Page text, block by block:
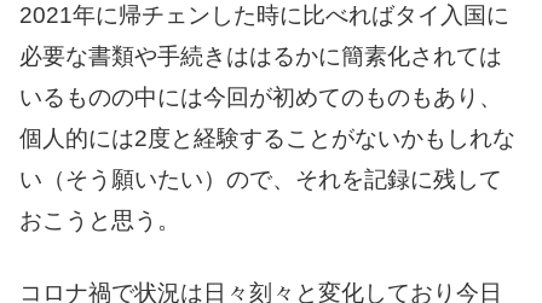
2021年に帰チェンした時に比べればタイ入国に
必要な書類や手続きははるかに簡素化されては
いるものの中には今回が初めてのものもあり、
個人的には2度と経験することがないかもしれな
い（そう願いたい）ので、それを記録に残して
おこうと思う。
コロナ禍で状況は日々刻々と変化しており今日